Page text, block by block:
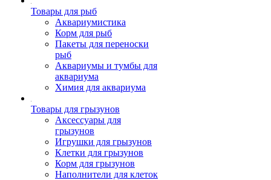
Товары для рыб
Аквариумистика
Корм для рыб
Пакеты для переноски
рыб
Аквариумы и тумбы для
аквариума
Химия для аквариума
Товары для грызунов
Аксессуары для
грызунов
Игрушки для грызунов
Клетки для грызунов
Корм для грызунов
Наполнители для клеток